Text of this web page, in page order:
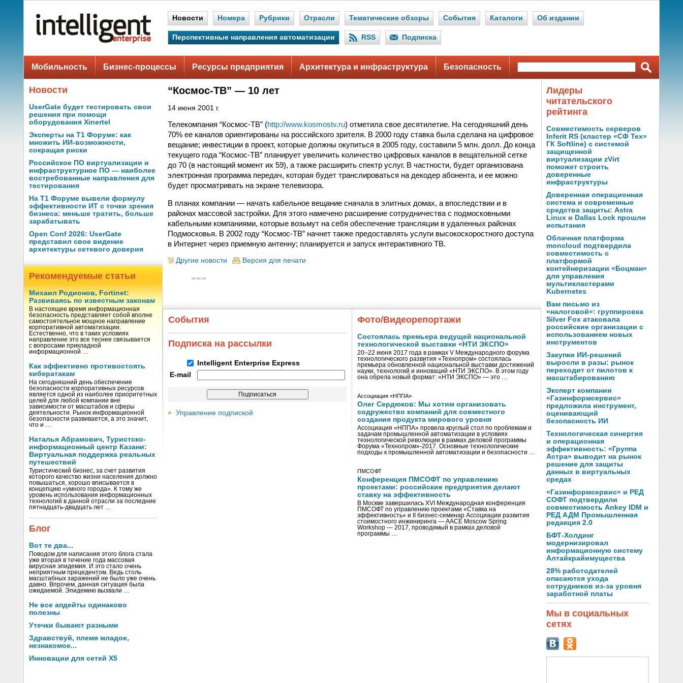
Новости Номера Рубрики Отрасли Тематические обзоры События Каталоги Об издании
Перспективные направления автоматизации RSS Подписка
Мобильность Бизнес-процессы Ресурсы предприятия Архитектура и инфраструктура Безопасность
Новости
UserGate будет тестировать свои
решения при помощи
оборудования Xinertel
Эксперты на Т1 Форуме: как
множить ИИ-возможности,
сокращая риски
Российское ПО виртуализации и
инфраструктурное ПО — наиболее
востребованные направления для
тестирования
На Т1 Форуме вывели формулу
эффективности ИТ с точки зрения
бизнеса: меньше тратить, больше
зарабатывать
Open Conf 2026: UserGate
представил свое видение
архитектуры сетевого доверия
Рекомендуемые статьи
Михаил Родионов, Fortinet:
Развиваясь по известным законам
В настоящее время информационная
безопасность представляет собой вполне
самостоятельное мощное направление
корпоративной автоматизации.
Естественно, что в таких условиях
направление это все теснее связывается
с вопросами прикладной
информационной …
Как эффективно противостоять
кибератакам
На сегодняшний день обеспечение
безопасности корпоративных ресурсов
является одной из наиболее приоритетных
целей для любой компании вне
зависимости от масштабов и сферы
деятельности. Рынок информационной
безопасности развивается, а это значит,
что и …
Наталья Абрамович, Туристско-
информационный центр Казани:
Виртуальная поддержка реальных
путешествий
Туристический бизнес, за счет развития
которого качество жизни населения должно
повышаться, хорошо вписывается в
концепцию «умного города». К тому же
уровень использования информационных
технологий в данной отрасли за последние
пятнадцать-двадцать лет …
Блог
Вот те два...
Поводом для написания этого блога стала
уже вторая в течение года массовая
вирусная эпидемия. И это стало очень
неприятным прецедентом. Ведь столь
масштабных заражений не было уже очень
давно. Впрочем, данная ситуация была
ожидаемой. Эпидемию вызвали …
Не все апдейты одинаково
полезны
Утечки бывают разными
Здравствуй, племя младое,
незнакомое...
Инновации для сетей X5
“Космос-ТВ” — 10 лет
14 июня 2001 г.
Телекомпания “Космос-ТВ” (http://www.kosmostv.ru) отметила свое десятилетие. На сегодняшний день
70% ее каналов ориентированы на российского зрителя. В 2000 году ставка была сделана на цифровое
вещание; инвестиции в проект, которые должны окупиться в 2005 году, составили 5 млн. долл. До конца
текущего года “Космос-ТВ” планирует увеличить количество цифровых каналов в вещательной сетке
до 70 (в настоящий момент их 59), а также расширить спектр услуг. В частности, будет организована
электронная программа передач, которая будет транслироваться на декодер абонента, и ее можно
будет просматривать на экране телевизора.
В планах компании — начать кабельное вещание сначала в элитных домах, а впоследствии и в
районах массовой застройки. Для этого намечено расширение сотрудничества с подмосковными
кабельными компаниями, которые возьмут на себя обеспечение трансляции в удаленных районах
Подмосковья. В 2002 году “Космос-ТВ” начнет также предоставлять услуги высокоскоростного доступа
в Интернет через приемную антенну; планируется и запуск интерактивного ТВ.
Другие новости Версия для печати
События
Подписка на рассылки
Intelligent Enterprise Express
E-mail
Управление подпиской
Фото/Видеорепортажи
Состоялась премьера ведущей национальной
технологической выставки «НТИ ЭКСПО»
20–22 июня 2017 года в рамках V Международного форума
технологического развития «Технопром» состоялась
премьера обновленной национальной выставки достижений
науки, технологий и инноваций «НТИ ЭКСПО». В этом году
она обрела новый формат: «НТИ ЭКСПО» — это …
Ассоциация «НППА»
Олег Сердюков: Мы хотим организовать
содружество компаний для совместного
создания продукта мирового уровня
Ассоциация «НППА» провела круглый стол по проблемам и
задачам промышленной автоматизации в условиях
технологической революции в рамках деловой программы
Форума «Технопром»-2017. Основные технологические
подходы к промышленной автоматизации и безопасности …
ПМСОФТ
Конференция ПМСОФТ по управлению
проектами: российские предприятия делают
ставку на эффективность
В Москве завершилась XVI Международная конференция
ПМСОФТ по управлению проектами «Ставка на
эффективность» и II бизнес-семинар Ассоциации развития
стоимостного инжиниринга — AACE Moscow Spring
Workshop — 2017, проводимый в рамках деловой
программы …
Лидеры
читательского
рейтинга
Совместимость серверов
Inferit RS (кластер «СФ Тех»
ГК Softline) с системой
защищенной
виртуализации zVirt
поможет строить
доверенные
инфраструктуры
Доверенная операционная
система и современные
средства защиты: Astra
Linux и Dallas Lock прошли
испытания
Облачная платформа
moncloud подтвердила
совместимость с
платформой
контейнеризации «Боцман»
для управления
мультикластерами
Kubernetes
Вам письмо из
«налоговой»: группировка
Silver Fox атаковала
российские организации с
использованием новых
инструментов
Закупки ИИ-решений
выросли в разы: рынок
переходит от пилотов к
масштабированию
Эксперт компании
«Газинформсервис»
предложила инструмент,
оценивающий
безопасность ИИ
Технологическая синергия
и операционная
эффективность: «Группа
Астра» выводит на рынок
решение для защиты
данных в виртуальных
средах
«Газинформсервис» и РЕД
СОФТ подтвердили
совместимость Ankey IDM и
РЕД АДМ Промышленная
редакция 2.0
БФТ-Холдинг
модернизировал
информационную систему
Алтайкрайимущества
28% работодателей
опасаются ухода
сотрудников из-за уровня
заработной платы
Мы в социальных
сетях